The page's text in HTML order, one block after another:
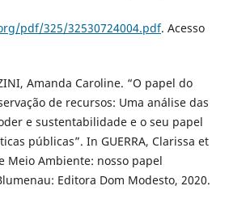
pdf/325/32530724004.pdf. Acesso
Amanda Caroline. “O papel do
de recursos: Uma análise das
e sustentabilidade e o seu papel
públicas”. In GUERRA, Clarissa et
Meio Ambiente: nosso papel
Editora Dom Modesto, 2020.